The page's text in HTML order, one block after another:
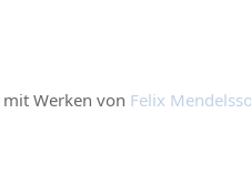
mit Werken von Felix